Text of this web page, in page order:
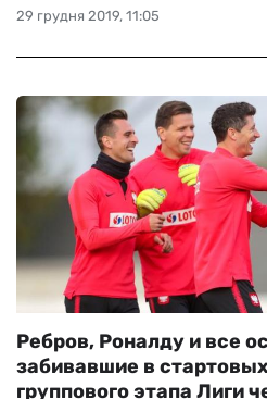
29 грудня 2019, 11:05
Ребров, Роналду и все
забивавшие в
группового этапа Лиги